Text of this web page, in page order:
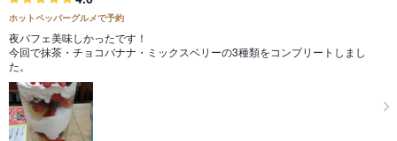
ホットペッパーグルメで予約
夜パフェ美味しかったです！
今回で抹茶・チョコバナナ・ミックスベリーの3種類をコンプリートしまし
た。